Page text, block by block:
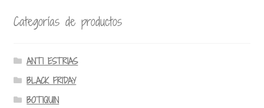
Categorías de productos
ANTI ESTRIAS
BLACK FRIDAY
BOTIQUIN